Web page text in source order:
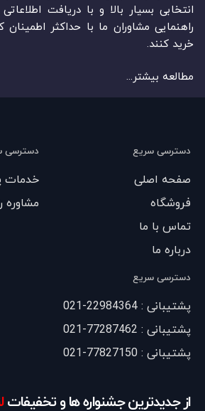
انتخابی بسیار بالا و با دریافت
راهنمایی مشاوران ما با حداکثر
خرید کنند.
مطالعه بیشتر...
دسترسی سریع
صفحه اصلی
فروشگاه
تماس با ما
درباره ما
دسترسی
خدمات
مشاوره
دسترسی سریع
پشتیبانی : 22984364-021
پشتیبانی : 77287462-021
پشتیبانی : 77827150-021
از جدیدترین جشنواره ها و تخفیفات